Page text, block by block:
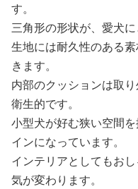
す。
三角形の形状が、愛犬
生地には耐久性のある
きます。
内部のクッションは取
衛生的です。
小型犬が好む狭い空間
インになっています。
インテリアとしてもお
気が変わります。